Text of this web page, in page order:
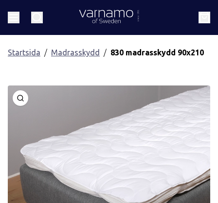
Header.homePage
Startsida Madrasskydd 830 madrasskydd 90x210
Öppna